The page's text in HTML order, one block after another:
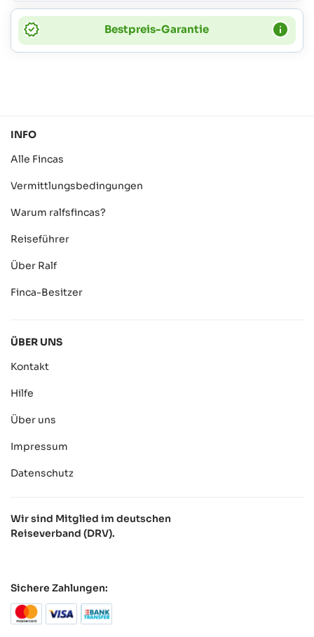
Bestpreis-Garantie
INFO
Alle Fincas
Vermittlungsbedingungen
Warum ralfsfincas?
Reiseführer
Über Ralf
Finca-Besitzer
ÜBER UNS
Kontakt
Hilfe
Über uns
Impressum
Datenschutz
Wir sind Mitglied im deutschen
Reiseverband (DRV).
Sichere Zahlungen: